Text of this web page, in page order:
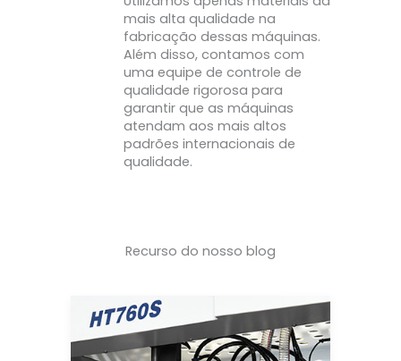
mais alta qualidade na
fabricação dessas máquinas.
Além disso, contamos com
uma equipe de controle de
qualidade rigorosa para
garantir que as máquinas
atendam aos mais altos
padrões internacionais de
qualidade.
Recurso do nosso blog